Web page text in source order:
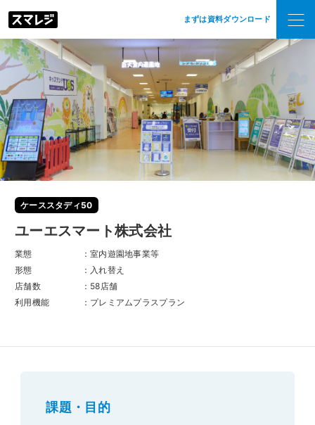
まずは資料ダウンロード
ケーススタディ50
ユーエスマート株式会社
業態
：室内遊園地事業等
形態
：入れ替え
店舗数
：58店舗
利用機能
：プレミアムプラスプラン
課題・目的